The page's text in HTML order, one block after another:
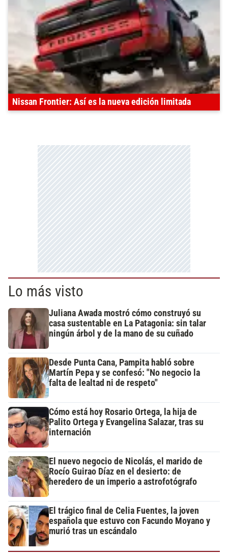
Nissan Frontier: Así es la nueva edición limitada
Lo más visto
Juliana Awada mostró cómo construyó su
casa sustentable en La Patagonia: sin talar
ningún árbol y de la mano de su cuñado
Desde Punta Cana, Pampita habló sobre
Martín Pepa y se confesó: "No negocio la
falta de lealtad ni de respeto"
Cómo está hoy Rosario Ortega, la hija de
Palito Ortega y Evangelina Salazar, tras su
internación
El nuevo negocio de Nicolás, el marido de
Rocío Guirao Díaz en el desierto: de
heredero de un imperio a astrofotógrafo
El trágico final de Celia Fuentes, la joven
española que estuvo con Facundo Moyano y
murió tras un escándalo